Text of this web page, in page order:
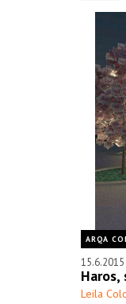
ARQA
15.6.2015
Leila